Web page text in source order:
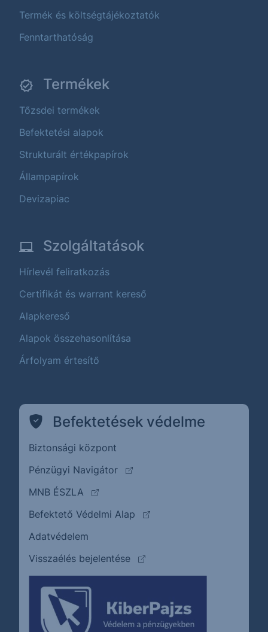
Termék és költségtájékoztatók
Fenntarthatóság
Termékek
Tőzsdei termékek
Befektetési alapok
Strukturált értékpapírok
Állampapírok
Devizapiac
Szolgáltatások
Hírlevél feliratkozás
Certifikát és warrant kereső
Alapkereső
Alapok összehasonlítása
Árfolyam értesítő
Befektetések védelme
Biztonsági központ
Pénzügyi Navigátor
(külső oldalra ugrik)
MNB ÉSZLA
(külső oldalra ugrik)
Befektető Védelmi Alap
(külső oldalra ugrik)
Adatvédelem
Visszaélés bejelentése
(külső oldalra ugrik)